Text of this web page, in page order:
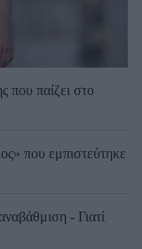
που παίζει στο
που εμπιστεύτηκε
- Γιατί